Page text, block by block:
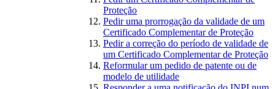
Proteção
Pedir uma prorrogação da validade de um
Certificado Complementar de Proteção
Pedir a correção do período de validade de
um Certificado Complementar de Proteção
Reformular um pedido de patente ou de
modelo de utilidade